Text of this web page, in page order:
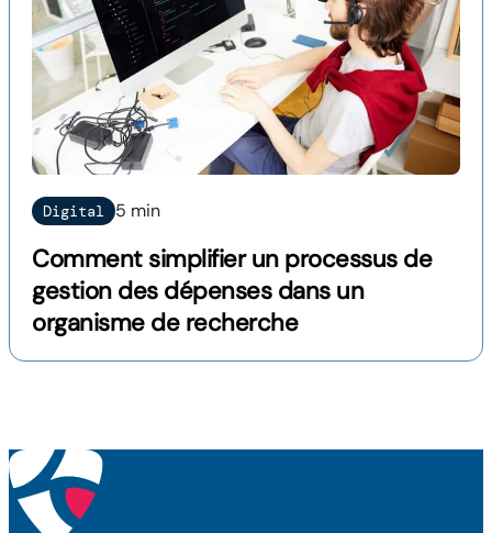
Digital 5 min
Comment simplifier un processus de
gestion des dépenses dans un
organisme de recherche